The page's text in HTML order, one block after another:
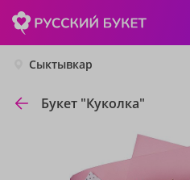
Сыктывкар
Букет "Куколка"